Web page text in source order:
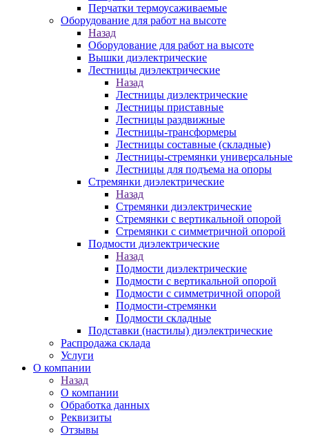
Перчатки термоусаживаемые
Оборудование для работ на высоте
Назад
Оборудование для работ на высоте
Вышки диэлектрические
Лестницы диэлектрические
Назад
Лестницы диэлектрические
Лестницы приставные
Лестницы раздвижные
Лестницы-трансформеры
Лестницы составные (складные)
Лестницы-стремянки универсальные
Лестницы для подъема на опоры
Стремянки диэлектрические
Назад
Стремянки диэлектрические
Стремянки с вертикальной опорой
Стремянки с симметричной опорой
Подмости диэлектрические
Назад
Подмости диэлектрические
Подмости с вертикальной опорой
Подмости с симметричной опорой
Подмости-стремянки
Подмости складные
Подставки (настилы) диэлектрические
Распродажа склада
Услуги
О компании
Назад
О компании
Обработка данных
Реквизиты
Отзывы